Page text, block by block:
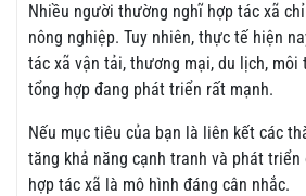
Nhiều người thường nghĩ hợp tác xã
nông nghiệp. Tuy nhiên, thực tế hiện
tác xã vận tải, thương mại, du lịch, môi
tổng hợp đang phát triển rất mạnh.
Nếu mục tiêu của bạn là liên kết các
tăng khả năng cạnh tranh và phát
hợp tác xã là mô hình đáng cân nhắc.